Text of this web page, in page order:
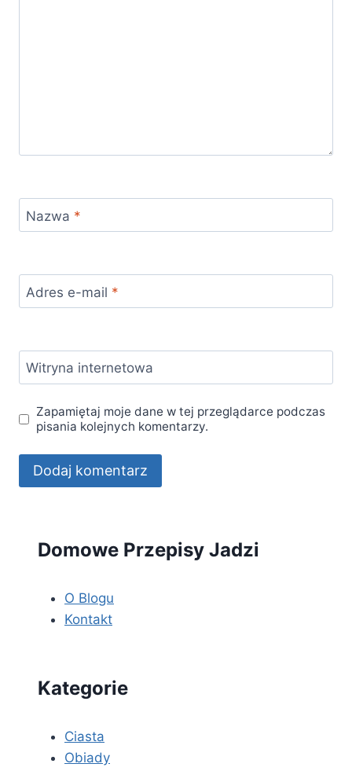
Nazwa *
Adres e-mail *
Witryna internetowa
Zapamiętaj moje dane w tej przeglądarce podczas
pisania kolejnych komentarzy.
Domowe Przepisy Jadzi
O Blogu
Kontakt
Kategorie
Ciasta
Obiady